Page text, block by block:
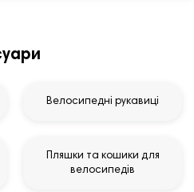
Велосипедні рукавиці
Пляшки та кошики для
велосипедів